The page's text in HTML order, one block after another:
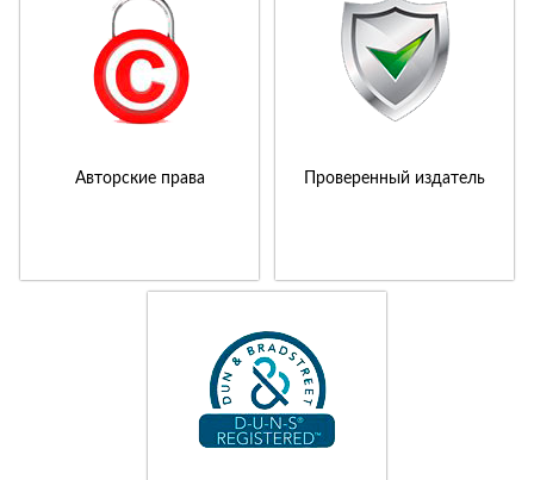
Авторские права Проверенный издатель